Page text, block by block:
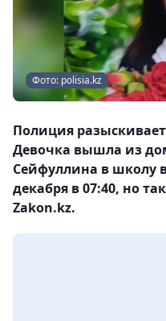
Фото: polisia.kz
Полиция
Девочка вышла из
Сейфуллина в школу
декабря в 07:40, но
Zakon.kz.